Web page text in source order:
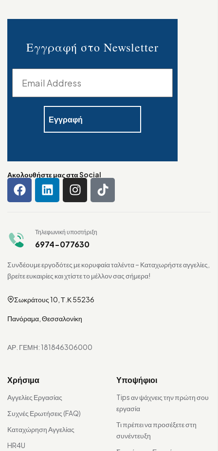
Εγγραφή στο Newsletter
Ακολουθήστε μας στα Social
Τηλεφωνική υποστήριξη
6974-077630
Συνδέουμε εργοδότες με κορυφαία ταλέντα – Καταχωρήστε αγγελίες,
βρείτε ευκαιρίες και χτίστε το μέλλον σας σήμερα!
Σωκράτους 10, Τ.Κ 55236
Πανόραμα, Θεσσαλονίκη
ΑΡ. ΓΕΜΗ: 181846306000
Χρήσιμα
Αγγελίες Εργασίας
Συχνές Ερωτήσεις (FAQ)
Καταχώρηση Αγγελίας
HR4U
Υποψήφιοι
Tips αν ψάχνεις την πρώτη σου
εργασία
Τι πρέπει να προσέξετε στη
συνέντευξη